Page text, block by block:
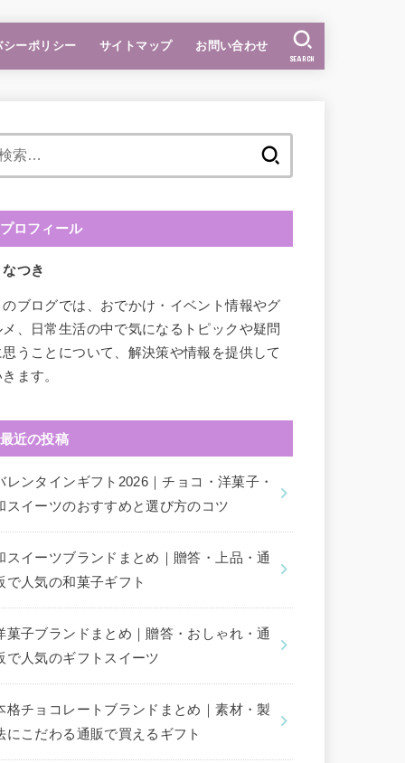
シーポリシー サイトマップ お問い合わせ
SEARCH
プロフィール
なつき
のブログでは、おでかけ・イベント情報やグ
メ、日常生活の中で気になるトピックや疑問
思うことについて、解決策や情報を提供して
ます。
最近の投稿
レンタインギフト2026｜チョコ・洋菓子・
スイーツのおすすめと選び方のコツ
スイーツブランドまとめ｜贈答・上品・通
で人気の和菓子ギフト
菓子ブランドまとめ｜贈答・おしゃれ・通
で人気のギフトスイーツ
格チョコレートブランドまとめ｜素材・製
にこだわる通販で買えるギフト